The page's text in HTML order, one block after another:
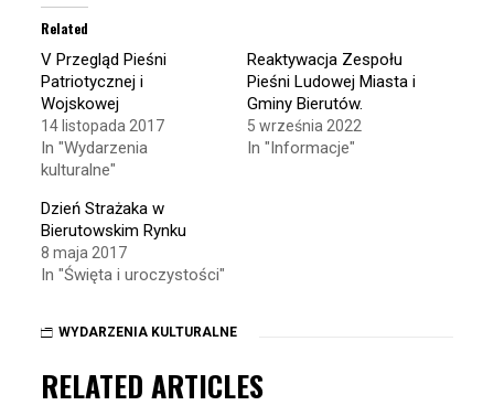
(Opens
in
new
window)window)
Related
V Przegląd Pieśni
Patriotycznej i
Wojskowej
14 listopada 2017
In "Wydarzenia
kulturalne"
Reaktywacja Zespołu
Pieśni Ludowej Miasta i
Gminy Bierutów.
5 września 2022
In "Informacje"
Dzień Strażaka w
Bierutowskim Rynku
8 maja 2017
In "Święta i uroczystości"
WYDARZENIA KULTURALNE
RELATED ARTICLES